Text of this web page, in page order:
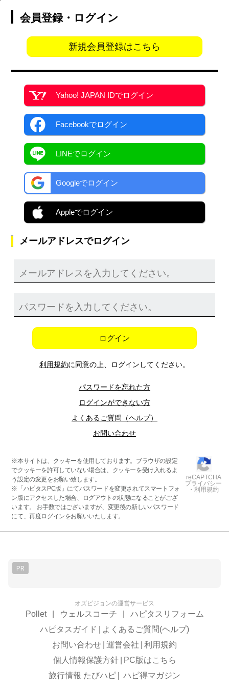
会員登録・ログイン
新規会員登録はこちら
Yahoo! JAPAN IDでログイン
Facebookでログイン
LINEでログイン
Googleでログイン
Appleでログイン
メールアドレスでログイン
ログイン
利用規約に同意の上、ログインしてください。
パスワードを忘れた方
ログインができない方
よくあるご質問（ヘルプ）
お問い合わせ
※本サイトは、クッキーを使用しております。ブラウザの設定
でクッキーを許可していない場合は、クッキーを受け入れるよ
う設定の変更をお願い致します。
※「ハピタスPC版」にてパスワードを変更されてスマートフォ
ン版にアクセスした場合、ログアウトの状態になることがござ
います。 お手数ではございますが、変更後の新しいパスワード
にて、再度ログインをお願いいたします。
reCAPTCHA
プライバシー
・利用規約
PR
オズビジョンの運営サービス
Pollet ウェルスコーチ
ハピタスリフォーム
ハピタスガイド
よくあるご質問(ヘルプ)
お問い合わせ 運営会社
利用規約
個人情報保護方針
PC版はこちら
旅行情報 たびハピ
ハピ得マガジン